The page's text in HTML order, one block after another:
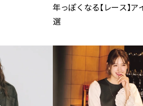
年っぽくなる【レース】
選